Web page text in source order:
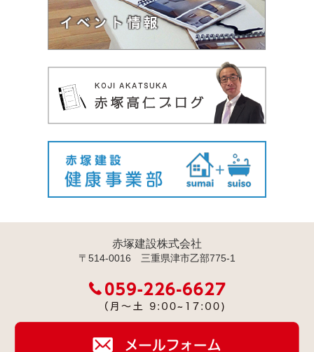
赤塚建設株式会社
〒514-0016 三重県津市乙部775-1